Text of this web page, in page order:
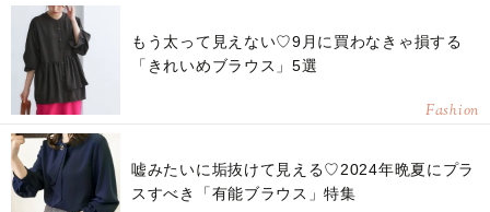
もう太って見えない♡9月に買わなきゃ損する
「きれいめブラウス」5選
Fashion
嘘みたいに垢抜けて見える♡2024年晩夏にプラ
スすべき「有能ブラウス」特集